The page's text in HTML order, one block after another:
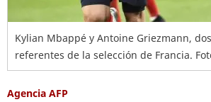
Kylian Mbappé y Antoine Griezmann,
referentes de la selección de Francia.
Agencia AFP